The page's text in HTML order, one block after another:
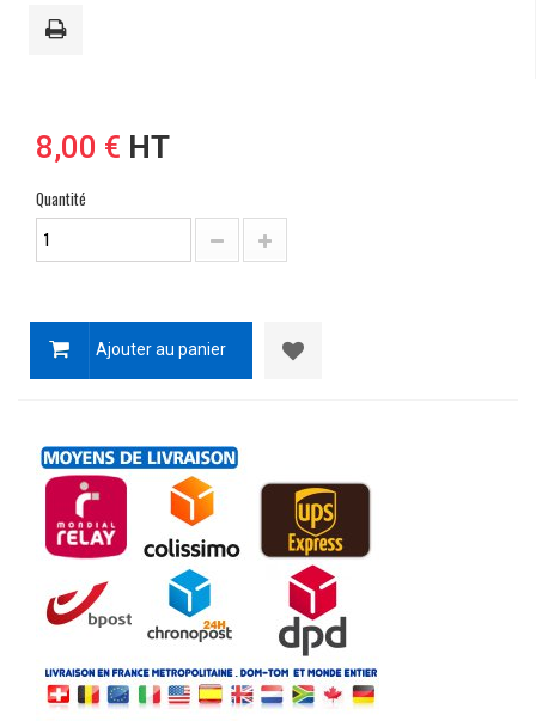
8,00 € HT
Quantité
Ajouter au panier